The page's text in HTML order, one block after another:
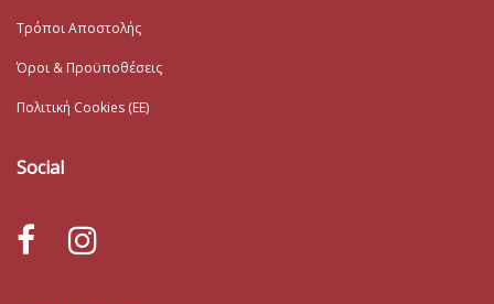
Τρόποι Αποστολής
Όροι & Προϋποθέσεις
Πολιτική Cookies (ΕΕ)
Social